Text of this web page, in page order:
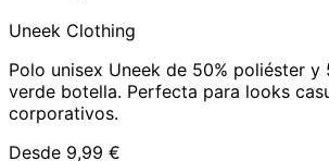
Uneek Clothing
Polo unisex Uneek de 50% poliéster y
verde botella. Perfecta para looks
corporativos.
Desde 9,99 €